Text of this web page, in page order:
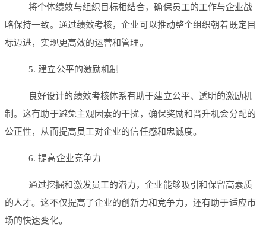
将个体绩效与组织目标相结合，确保员工的工作与企业战
略保持一致。通过绩效考核，企业可以推动整个组织朝着既定目
标迈进，实现更高效的运营和管理。
5. 建立公平的激励机制
良好设计的绩效考核体系有助于建立公平、透明的激励机
制。这有助于避免主观因素的干扰，确保奖励和晋升机会分配的
公正性，从而提高员工对企业的信任感和忠诚度。
6. 提高企业竞争力
通过挖掘和激发员工的潜力，企业能够吸引和保留高素质
的人才。这不仅提高了企业的创新力和竞争力，还有助于适应市
场的快速变化。